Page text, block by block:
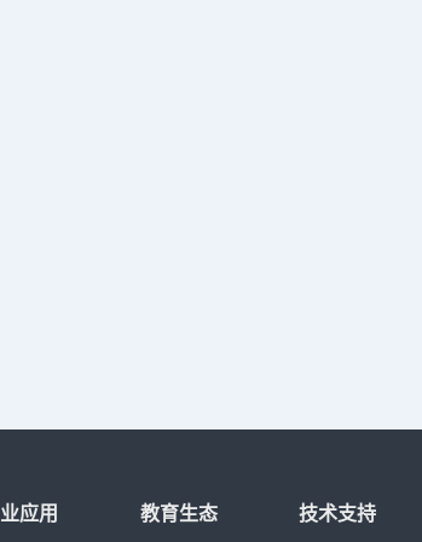
应用 教育生态 技术支持